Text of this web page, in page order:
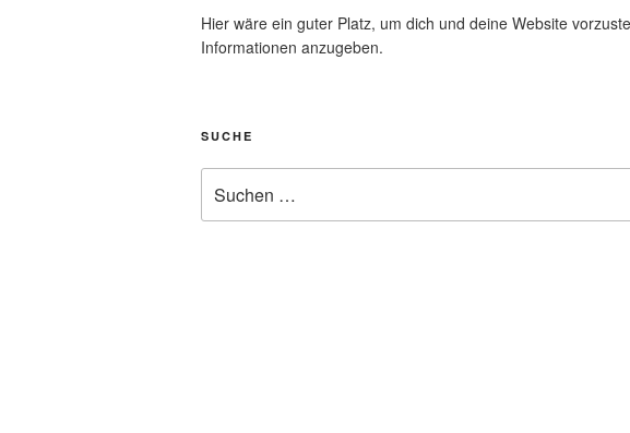
Hier wäre ein guter Platz, um dich und deine Website
Informationen anzugeben.
SUCHE
nach: